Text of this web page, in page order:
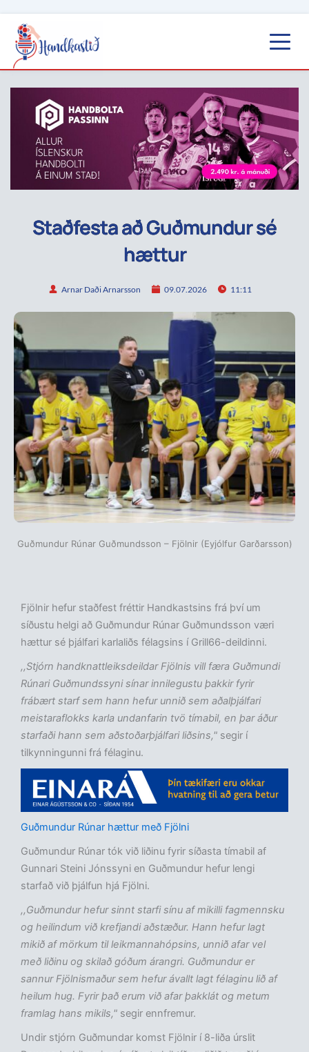
Staðfesta að Guðmundur sé
hættur
Arnar Daði Arnarsson 09.07.2026 11:11
Guðmundur Rúnar Guðmundsson – Fjölnir (Eyjólfur Garðarsson)
Fjölnir hefur staðfest fréttir Handkastsins frá því um
síðustu helgi að Guðmundur Rúnar Guðmundsson væri
hættur sé þjálfari karlaliðs félagsins í Grill66-deildinni.
,,Stjórn handknattleiksdeildar Fjölnis vill færa Guðmundi
Rúnari Guðmundssyni sínar innilegustu þakkir fyrir
frábært starf sem hann hefur unnið sem aðalþjálfari
meistaraflokks karla undanfarin tvö tímabil, en þar áður
starfaði hann sem aðstoðarþjálfari liðsins," segir í
tilkynningunni frá félaginu.
Guðmundur Rúnar hættur með Fjölni
Guðmundur Rúnar tók við liðinu fyrir síðasta tímabil af
Gunnari Steini Jónssyni en Guðmundur hefur lengi
starfað við þjálfun hjá Fjölni.
,,Guðmundur hefur sinnt starfi sínu af mikilli fagmennsku
og heilindum við krefjandi aðstæður. Hann hefur lagt
mikið af mörkum til leikmannahópsins, unnið afar vel
með liðinu og skilað góðum árangri. Guðmundur er
sannur Fjölnismaður sem hefur ávallt lagt félaginu lið af
heilum hug. Fyrir það erum við afar þakklát og metum
framlag hans mikils," segir ennfremur.
Undir stjórn Guðmundar komst Fjölnir í 8-liða úrslit